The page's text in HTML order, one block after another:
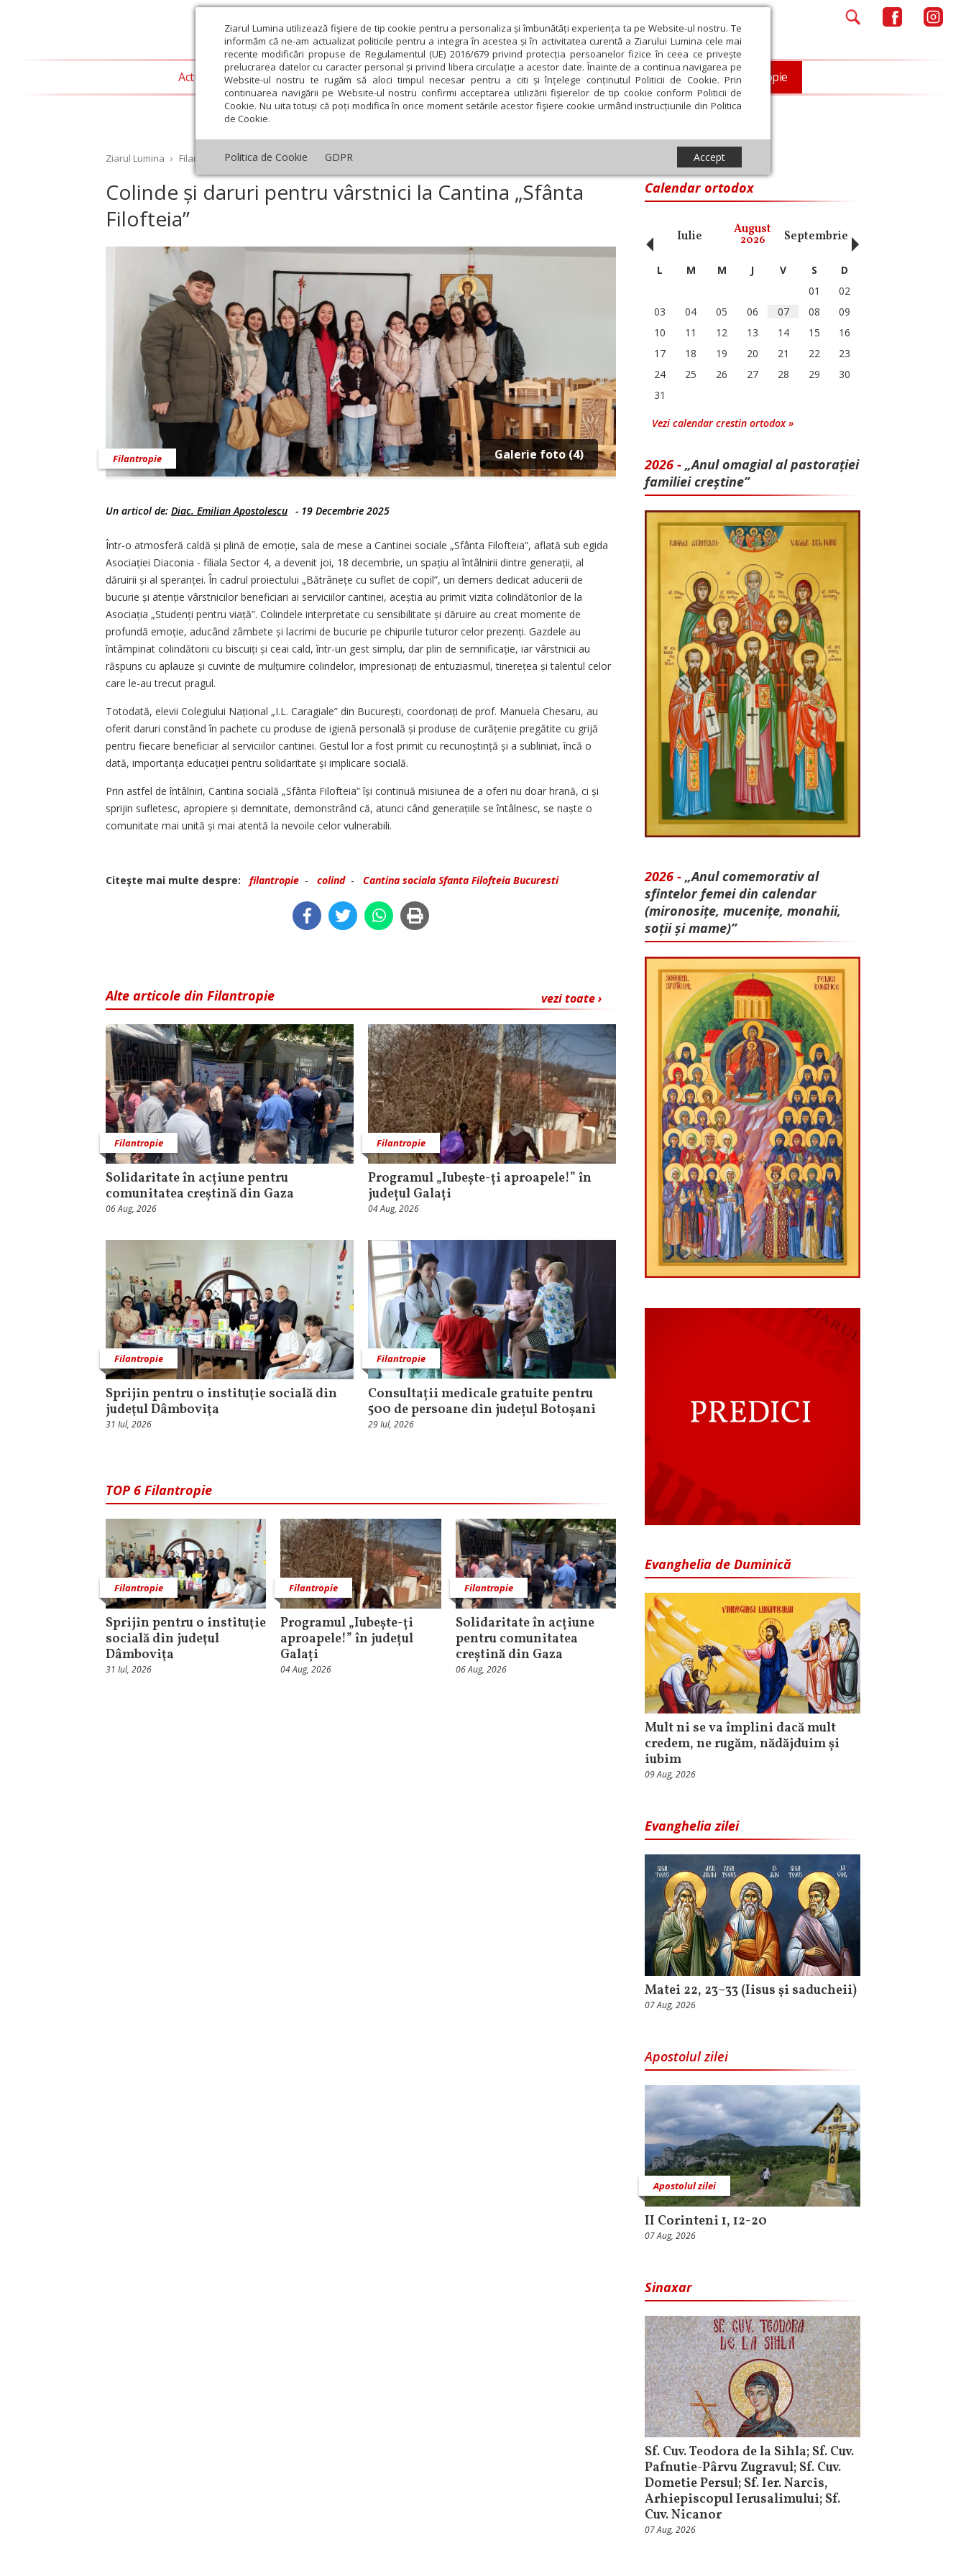
Ziarul Lumina utilizează fişiere de tip cookie pentru a personaliza și îmbunătăți experiența ta pe Website-ul nostru. Te
informăm că ne-am actualizat politicile pentru a integra în acestea și în activitatea curentă a Ziarului Lumina cele mai
recente modificări propuse de Regulamentul (UE) 2016/679 privind protecția persoanelor fizice în ceea ce privește
prelucrarea datelor cu caracter personal și privind libera circulație a acestor date. Înainte de a continua navigarea pe
Website-ul nostru te rugăm să aloci timpul necesar pentru a citi și înțelege conținutul Politicii de Cookie. Prin
continuarea navigării pe Website-ul nostru confirmi acceptarea utilizării fişierelor de tip cookie conform Politicii de
Cookie. Nu uita totuși că poți modifica în orice moment setările acestor fişiere cookie urmând instrucțiunile din Politica
de Cookie.
Politica de Cookie GDPR Accept
Actualitate religioasă Teologie și spiritualitate Educaţie și Cultură Societate Opinii Filantropie
Ziarul Lumina › Filantropie › Colinde și daruri pentru vârstnici la Cantina „Sfânta Filofteia”
Colinde și daruri pentru vârstnici la Cantina „Sfânta
Filofteia”
Galerie foto (4)
Filantropie
Un articol de: Diac. Emilian Apostolescu - 19 Decembrie 2025
Într-o atmosferă caldă și plină de emoție, sala de mese a Cantinei sociale „Sfânta Filofteia”, aflată sub egida
Asociației Diaconia - filiala Sector 4, a devenit joi, 18 decembrie, un spațiu al întâlnirii dintre generații, al
dăruirii și al speranței. În cadrul proiectului „Bătrânețe cu suflet de copil”, un demers dedicat aducerii de
bucurie și atenție vârstnicilor beneficiari ai serviciilor cantinei, aceștia au primit vizita colindătorilor de la
Asociația „Studenți pentru viață”. Colindele interpretate cu sensibilitate și dăruire au creat momente de
profundă emoție, aducând zâmbete și lacrimi de bucurie pe chipurile tuturor celor prezenți. Gazdele au
întâmpinat colindătorii cu biscuiți și ceai cald, într-un gest simplu, dar plin de semnificație, iar vârstnicii au
răspuns cu aplauze și cuvinte de mulțumire colindelor, impresionați de entuziasmul, tinerețea și talentul celor
care le-au trecut pragul.
Totodată, elevii Colegiului Național „I.L. Caragiale” din București, coordonați de prof. Manuela Chesaru, au
oferit daruri constând în pachete cu produse de igienă personală și produse de curățenie pregătite cu grijă
pentru fiecare beneficiar al serviciilor cantinei. Gestul lor a fost primit cu recunoștință și a subliniat, încă o
dată, importanța educației pentru solidaritate și implicare socială.
Prin astfel de întâlniri, Cantina socială „Sfânta Filofteia” își continuă misiunea de a oferi nu doar hrană, ci și
sprijin sufletesc, apropiere și demnitate, demonstrând că, atunci când generațiile se întâlnesc, se naște o
comunitate mai unită și mai atentă la nevoile celor vulnerabili.
Citeşte mai multe despre: filantropie - colind- Cantina sociala Sfanta Filofteia Bucuresti
vezi toate ›
Alte articole din Filantropie
Filantropie
Solidaritate în acțiune pentru
comunitatea creștină din Gaza
06 Aug, 2026
Filantropie
Programul „Iubește-ți aproapele!” în
județul Galați
04 Aug, 2026
Filantropie
Sprijin pentru o instituţie socială din
judeţul Dâmboviţa
31 Iul, 2026
Filantropie
Consultații medicale gratuite pentru
500 de persoane din județul Botoșani
29 Iul, 2026
TOP 6 Filantropie
Filantropie
Sprijin pentru o instituţie
socială din judeţul
Dâmboviţa
31 Iul, 2026
Filantropie
Programul „Iubește-ți
aproapele!” în județul
Galați
04 Aug, 2026
Filantropie
Solidaritate în acțiune
pentru comunitatea
creștină din Gaza
06 Aug, 2026
Calendar ortodox
Iulie August
2026 Septembrie Octombrie
‹ L M M J V S
D
01
02
03
04 05 06 07 08
09
10
11 12 13 14 15
16
17
18 19 20 21 22
23
24
25 26 27 28 29
30
31
Vezi calendar crestin ortodox »
2026 - „Anul omagial al pastorației
familiei creștine”
2026 - „Anul comemorativ al
sfintelor femei din calendar
(mironosițe, mu­cenițe, monahii,
soții și mame)”
Evanghelia de Duminică
Mult ni se va împlini dacă mult
credem, ne rugăm, nădăjduim și
iubim
09 Aug, 2026
Evanghelia zilei
Matei 22, 23–33 (Iisus și saducheii)
07 Aug, 2026
Apostolul zilei
Apostolul zilei
II Corinteni 1, 12-20
07 Aug, 2026
Sinaxar
Sf. Cuv. Teodora de la Sihla; Sf. Cuv.
Pafnutie-Pârvu Zugravul; Sf. Cuv.
Dometie Persul; Sf. Ier. Narcis,
Arhiepiscopul Ierusalimului; Sf.
Cuv. Nicanor
07 Aug, 2026